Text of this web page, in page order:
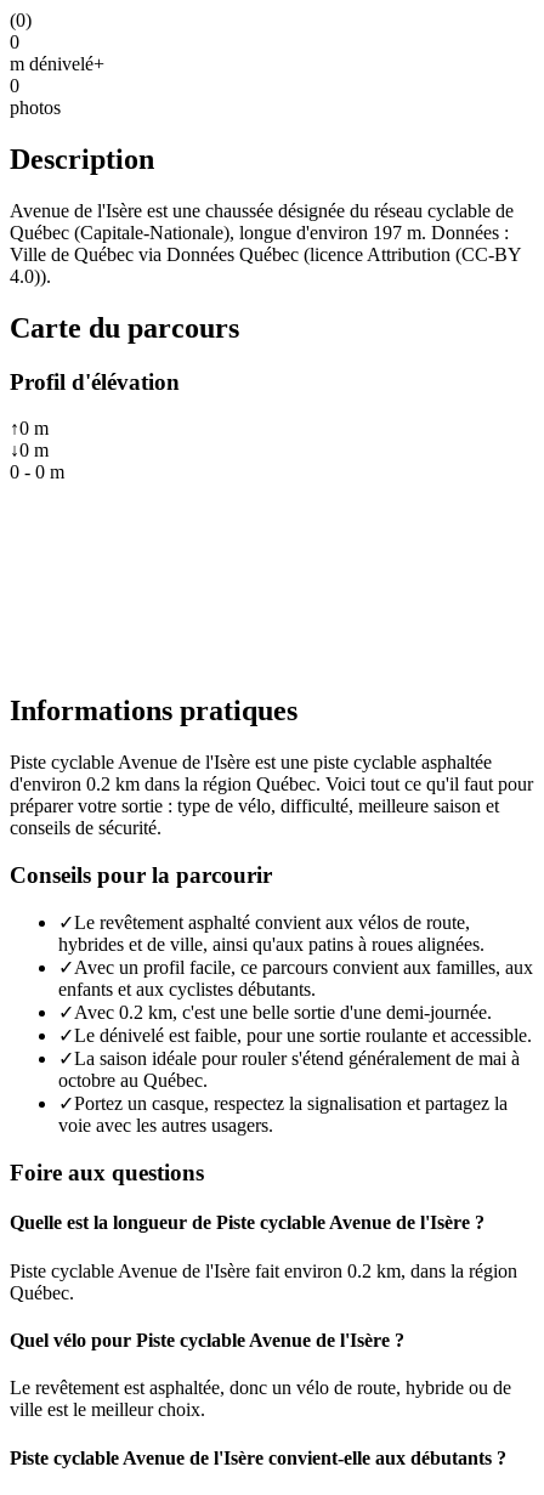
(0)
0
m dénivelé+
0
photos
Description
Avenue de l'Isère est une chaussée désignée du réseau cyclable de
Québec (Capitale-Nationale), longue d'environ 197 m. Données :
Ville de Québec via Données Québec (licence Attribution (CC-BY
4.0)).
Carte du parcours
Profil d'élévation
↑0 m
↓0 m
0 - 0 m
Informations pratiques
Piste cyclable Avenue de l'Isère est une piste cyclable asphaltée
d'environ 0.2 km dans la région Québec. Voici tout ce qu'il faut pour
préparer votre sortie : type de vélo, difficulté, meilleure saison et
conseils de sécurité.
Conseils pour la parcourir
✓Le revêtement asphalté convient aux vélos de route,
hybrides et de ville, ainsi qu'aux patins à roues alignées.
✓Avec un profil facile, ce parcours convient aux familles, aux
enfants et aux cyclistes débutants.
✓Avec 0.2 km, c'est une belle sortie d'une demi-journée.
✓Le dénivelé est faible, pour une sortie roulante et accessible.
✓La saison idéale pour rouler s'étend généralement de mai à
octobre au Québec.
✓Portez un casque, respectez la signalisation et partagez la
voie avec les autres usagers.
Foire aux questions
Quelle est la longueur de Piste cyclable Avenue de l'Isère ?
Piste cyclable Avenue de l'Isère fait environ 0.2 km, dans la région
Québec.
Quel vélo pour Piste cyclable Avenue de l'Isère ?
Le revêtement est asphaltée, donc un vélo de route, hybride ou de
ville est le meilleur choix.
Piste cyclable Avenue de l'Isère convient-elle aux débutants ?